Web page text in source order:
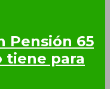
Pensión 65
tiene para